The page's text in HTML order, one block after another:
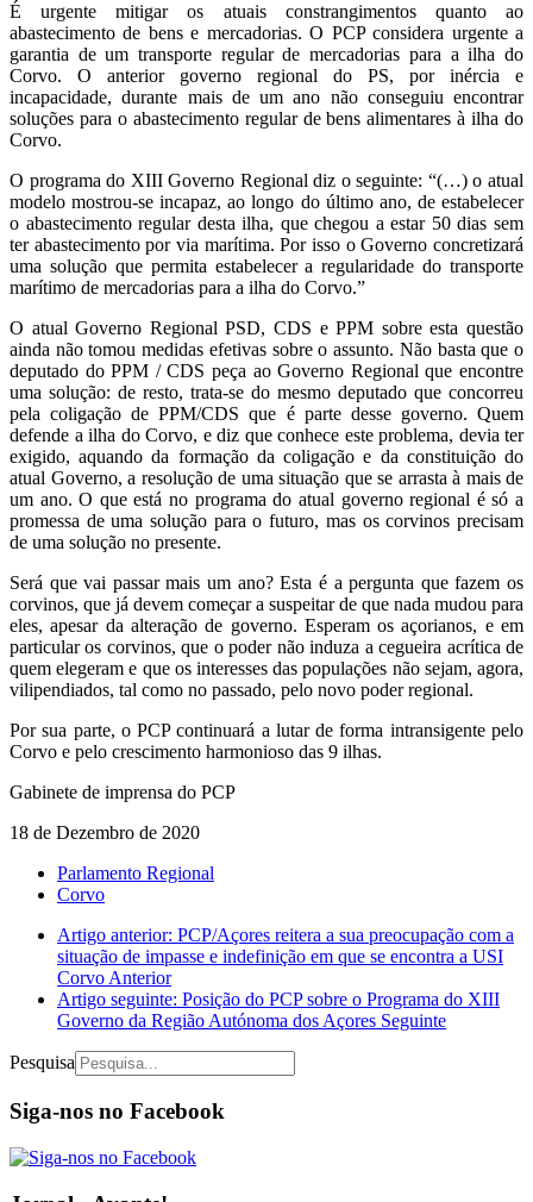
É urgente mitigar os atuais constrangimentos quanto ao
abastecimento de bens e mercadorias. O PCP considera urgente a
garantia de um transporte regular de mercadorias para a ilha do
Corvo. O anterior governo regional do PS, por inércia e
incapacidade, durante mais de um ano não conseguiu encontrar
soluções para o abastecimento regular de bens alimentares à ilha do
Corvo.
O programa do XIII Governo Regional diz o seguinte: “(…) o atual
modelo mostrou-se incapaz, ao longo do último ano, de estabelecer
o abastecimento regular desta ilha, que chegou a estar 50 dias sem
ter abastecimento por via marítima. Por isso o Governo concretizará
uma solução que permita estabelecer a regularidade do transporte
marítimo de mercadorias para a ilha do Corvo.”
O atual Governo Regional PSD, CDS e PPM sobre esta questão
ainda não tomou medidas efetivas sobre o assunto. Não basta que o
deputado do PPM / CDS peça ao Governo Regional que encontre
uma solução: de resto, trata-se do mesmo deputado que concorreu
pela coligação de PPM/CDS que é parte desse governo. Quem
defende a ilha do Corvo, e diz que conhece este problema, devia ter
exigido, aquando da formação da coligação e da constituição do
atual Governo, a resolução de uma situação que se arrasta à mais de
um ano. O que está no programa do atual governo regional é só a
promessa de uma solução para o futuro, mas os corvinos precisam
de uma solução no presente.
Será que vai passar mais um ano? Esta é a pergunta que fazem os
corvinos, que já devem começar a suspeitar de que nada mudou para
eles, apesar da alteração de governo. Esperam os açorianos, e em
particular os corvinos, que o poder não induza a cegueira acrítica de
quem elegeram e que os interesses das populações não sejam, agora,
vilipendiados, tal como no passado, pelo novo poder regional.
Por sua parte, o PCP continuará a lutar de forma intransigente pelo
Corvo e pelo crescimento harmonioso das 9 ilhas.
Gabinete de imprensa do PCP
18 de Dezembro de 2020
Parlamento Regional
Corvo
Artigo anterior: PCP/Açores reitera a sua preocupação com a
situação de impasse e indefinição em que se encontra a USI
CorvoAnterior
Artigo seguinte: Posição do PCP sobre o Programa do XIII
Governo da Região Autónoma dos Açores Seguinte
Pesquisa
Siga-nos no Facebook